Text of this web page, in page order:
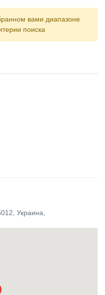
вами диапазоне
поиска
Украина,